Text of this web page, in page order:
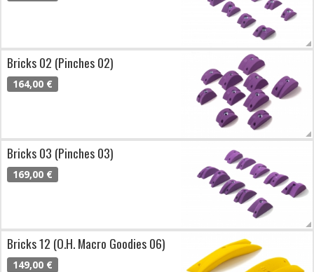
Bricks 02 (Pinches 02)
164,00 €
Bricks 03 (Pinches 03)
169,00 €
Bricks 12 (O.H. Macro Goodies 06)
149,00 €